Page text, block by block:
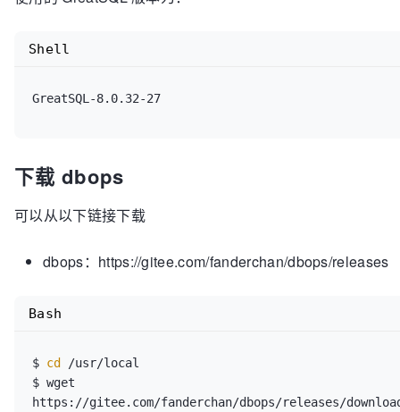
Shell
下载 dbops
可以从以下链接下载
dbops：https://gitee.com/fanderchan/dbops/releases
$ cd
/usr/local
$ wget
https://gitee.com/fanderchan/dbops/releases/
Bash